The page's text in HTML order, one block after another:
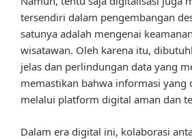
tersendiri dalam pengembangan
satunya adalah mengenai
wisatawan. Oleh karena itu,
jelas dan perlindungan data yang
memastikan bahwa informasi yang
melalui platform digital aman dan
Dalam era digital ini, kolaborasi